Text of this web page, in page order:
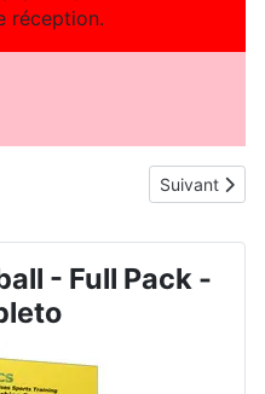
réception.
- N. 2023 - Service,Article
Suivant
- Full Pack -